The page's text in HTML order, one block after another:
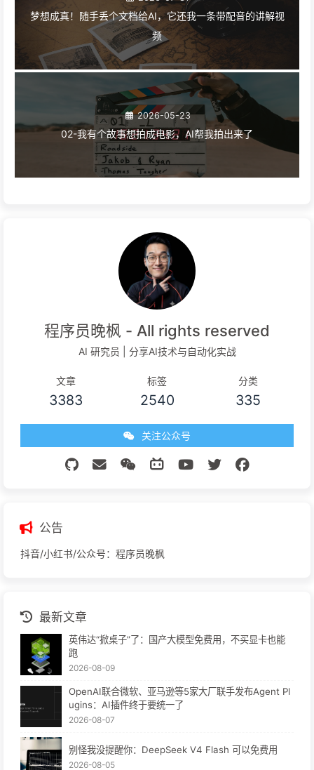
梦想成真！随手丢个文档给AI，它还我一条带配音的讲解视
频
2026-05-23
02-我有个故事想拍成电影，AI帮我拍出来了
程序员晚枫 - All rights reserved
AI 研究员 | 分享AI技术与自动化实战
文章
3383
标签
2540
分类
335
关注公众号
公告
抖音/小红书/公众号：程序员晚枫
最新文章
英伟达“掀桌子”了：国产大模型免费用，不买显卡也能
跑
2026-08-09
OpenAI联合微软、亚马逊等5家大厂联手发布Agent Pl
ugins：AI插件终于要统一了
2026-08-07
别怪我没提醒你：DeepSeek V4 Flash 可以免费用
2026-08-05